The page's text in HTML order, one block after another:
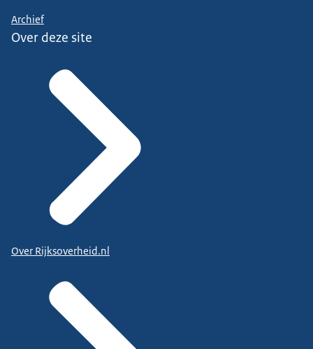
Archief
Over deze site
Over Rijksoverheid.nl